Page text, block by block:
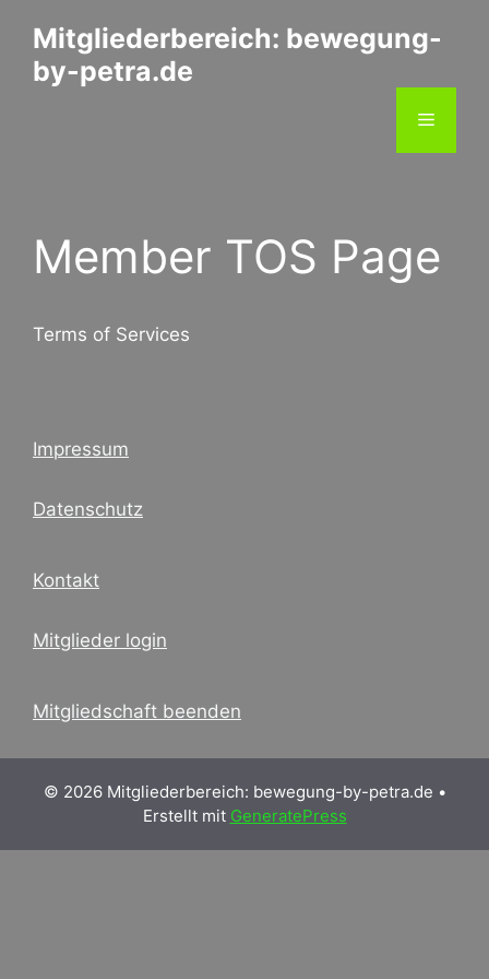
Inhalt
springen
Mitgliederbereich: bewegung-
by-petra.de
Menü
Member TOS Page
Terms of Services
Impressum
Datenschutz
Kontakt
Mitglieder login
Mitgliedschaft beenden
© 2026 Mitgliederbereich: bewegung-by-petra.de •
Erstellt mit GeneratePress